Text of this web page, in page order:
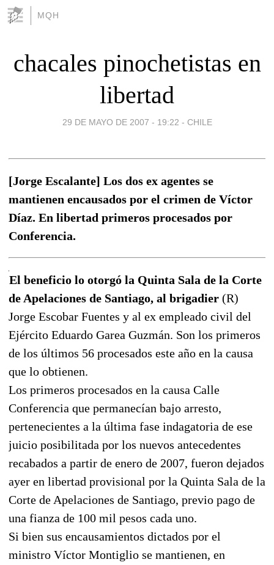
MQH
chacales pinochetistas en
libertad
29 DE MAYO DE 2007 - 19:22 - CHILE
[Jorge Escalante] Los dos ex agentes se
mantienen encausados por el crimen de Víctor
Díaz. En libertad primeros procesados por
Conferencia.
El beneficio lo otorgó la Quinta Sala de la Corte
de Apelaciones de Santiago, al brigadier (R)
Jorge Escobar Fuentes y al ex empleado civil del
Ejército Eduardo Garea Guzmán. Son los primeros
de los últimos 56 procesados este año en la causa
que lo obtienen.
Los primeros procesados en la causa Calle
Conferencia que permanecían bajo arresto,
pertenecientes a la última fase indagatoria de ese
juicio posibilitada por los nuevos antecedentes
recabados a partir de enero de 2007, fueron dejados
ayer en libertad provisional por la Quinta Sala de la
Corte de Apelaciones de Santiago, previo pago de
una fianza de 100 mil pesos cada uno.
Si bien sus encausamientos dictados por el
ministro Víctor Montiglio se mantienen, en